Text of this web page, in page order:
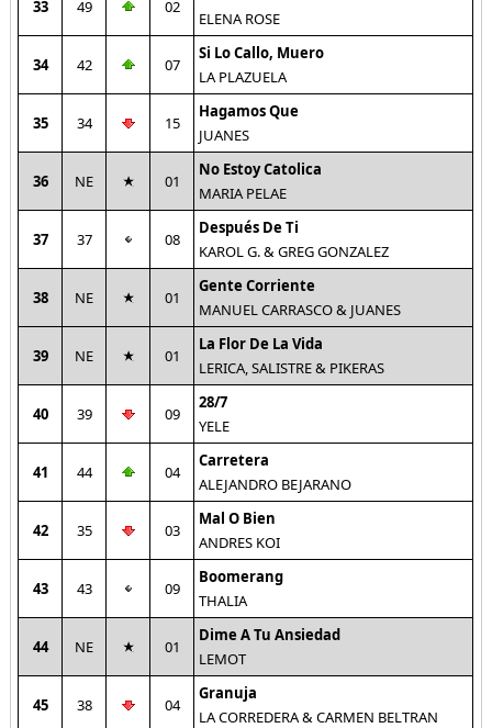
33 49 02
ELENA ROSE
34 42 07
Si Lo Callo, Muero
LA PLAZUELA
35 34 15
Hagamos Que
JUANES
36 NE 01
No Estoy Catolica
MARIA PELAE
37 37 08
Después De Ti
KAROL G. & GREG GONZALEZ
38 NE 01
Gente Corriente
MANUEL CARRASCO & JUANES
39 NE 01
La Flor De La Vida
LERICA, SALISTRE & PIKERAS
40 39 09
28/7
YELE
41 44 04
Carretera
ALEJANDRO BEJARANO
42 35 03
Mal O Bien
ANDRES KOI
43 43 09
Boomerang
THALIA
44 NE 01
Dime A Tu Ansiedad
LEMOT
45 38 04
Granuja
LA CORREDERA & CARMEN BELTRAN